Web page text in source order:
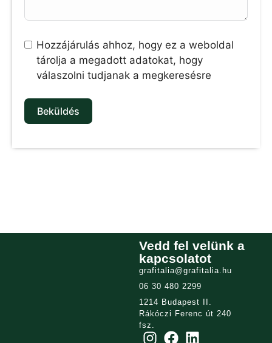
Hozzájárulás ahhoz, hogy ez a weboldal
tárolja a megadott adatokat, hogy
válaszolni tudjanak a megkeresésre
Beküldés
Vedd fel velünk a
kapcsolatot
grafitalia@grafitalia.hu
06 30 480 2299
1214 Budapest II.
Rákóczi Ferenc út 240
fsz.